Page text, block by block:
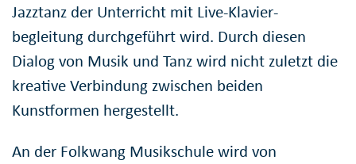
Jazztanz der Unterricht mit Live-Klavier­
begleitung durchge­führt wird. Durch diesen
Dialog von Musik und Tanz wird nicht zuletzt die
kreative Verbindung zwischen beiden
Kunstformen hergestellt.
An der Folkwang Musikschule wird von